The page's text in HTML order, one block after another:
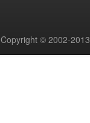
Copyright © 2002-2013